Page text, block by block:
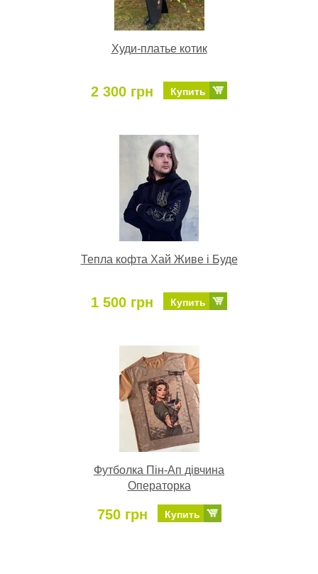
Худи-платье котик
2 300 грн Купить
Тепла кофта Хай Живе і Буде
1 500 грн Купить
Футболка Пін-Ап дівчина
Операторка
750 грн Купить